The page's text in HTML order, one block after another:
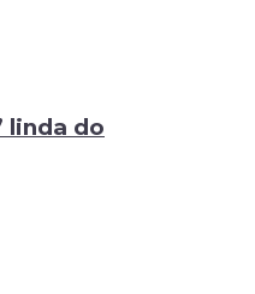
linda do